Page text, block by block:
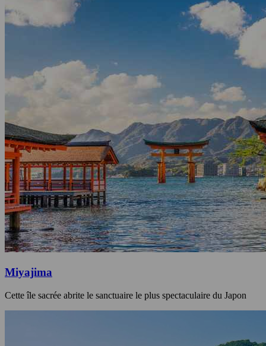
Miyajima
Cette île sacrée abrite le sanctuaire le plus spectaculaire du Japon